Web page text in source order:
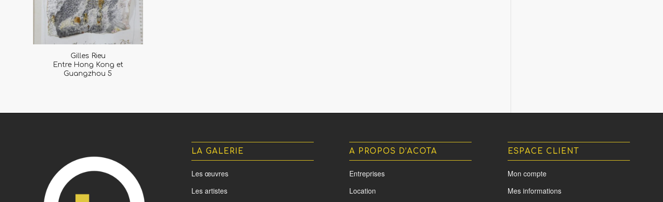
Gilles Rieu
Entre Hong Kong et
Guangzhou 5
LA GALERIE
Les œuvres
Les artistes
A PROPOS D’ACOTA
Entreprises
Location
ESPACE CLIENT
Mon compte
Mes informations